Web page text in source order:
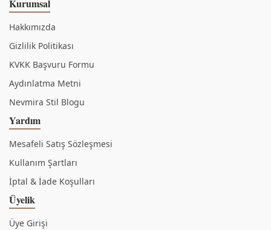
Kurumsal
Hakkımızda
Gizlilik Politikası
KVKK Başvuru Formu
Aydınlatma Metni
Nevmira Stil Blogu
Yardım
Mesafeli Satış Sözleşmesi
Kullanım Şartları
İptal & İade Koşulları
Üyelik
Üye Girişi